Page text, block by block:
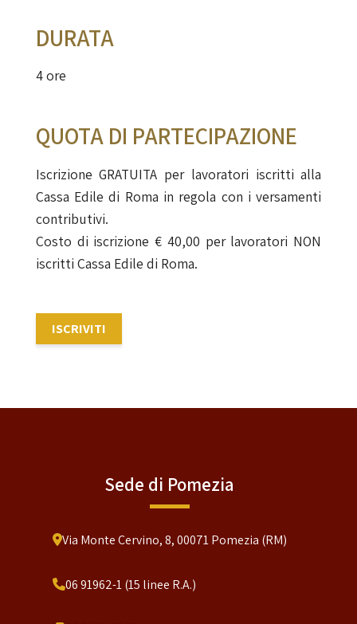
DURATA
4 ore
QUOTA DI PARTECIPAZIONE
Iscrizione GRATUITA per lavoratori iscritti alla
Cassa Edile di Roma in regola con i versamenti
contributivi.
Costo di iscrizione € 40,00 per lavoratori NON
iscritti Cassa Edile di Roma.
ISCRIVITI
Sede di Pomezia
Via Monte Cervino, 8, 00071 Pomezia (RM)
06 91962-1 (15 linee R.A.)